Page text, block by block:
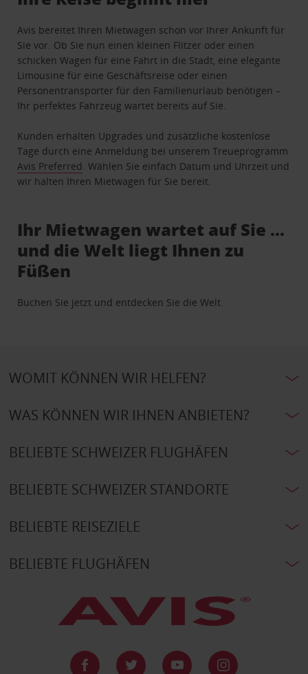
Avis bereitet Ihren Mietwagen schon vor Ihrer Ankunft für
Sie vor. Ob Sie nun einen kleinen Flitzer oder einen
schicken Wagen für eine Fahrt in die Stadt, eine elegante
Limousine für eine Geschäftsreise oder einen
Personentransporter für den Familienurlaub benötigen –
Ihr perfektes Fahrzeug wartet bereits auf Sie.
Kunden erhalten Upgrades und zusätzliche kostenlose
Tage durch eine Anmeldung bei unserem Treueprogramm
Avis Preferred . Wählen Sie einfach Datum und Uhrzeit und
wir halten Ihren Mietwagen für Sie bereit.
Ihr Mietwagen wartet auf Sie …
und die Welt liegt Ihnen zu
Füßen
Buchen Sie jetzt und entdecken Sie die Welt.
WOMIT KÖNNEN WIR HELFEN?
WAS KÖNNEN WIR IHNEN ANBIETEN?
BELIEBTE SCHWEIZER FLUGHÄFEN
BELIEBTE SCHWEIZER STANDORTE
BELIEBTE REISEZIELE
BELIEBTE FLUGHÄFEN